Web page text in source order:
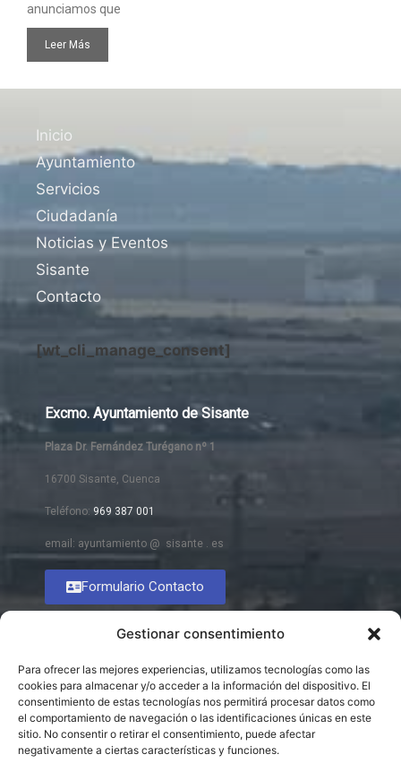
Gestionar consentimiento
Para ofrecer las mejores experiencias, utilizamos tecnologías como las
cookies para almacenar y/o acceder a la información del dispositivo. El
consentimiento de estas tecnologías nos permitirá procesar datos como
el comportamiento de navegación o las identificaciones únicas en este
sitio. No consentir o retirar el consentimiento, puede afectar
negativamente a ciertas características y funciones.
anunciamos que
Leer Más
Inicio
Ayuntamiento
Servicios
Ciudadanía
Noticias y Eventos
Sisante
Contacto
[wt_cli_manage_consent]
Excmo. Ayuntamiento de Sisante
Plaza Dr. Fernández Turégano nº 1
16700 Sisante, Cuenca
Teléfono: 969 387 001
email: ayuntamiento @ sisante . es
Formulario Contacto